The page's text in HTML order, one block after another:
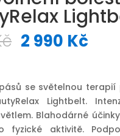
Původní
3
790 Kč.
2 990 Kč
2
se světelnou
Lightbelt.
Blahodárné
fyzické aktivitě.